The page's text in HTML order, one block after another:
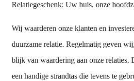
Relatiegeschenk: Uw huis, onze
Wij waarderen onze klanten en
duurzame relatie. Regelmatig geven
blijk van waardering aan onze
een handige strandtas die tevens te